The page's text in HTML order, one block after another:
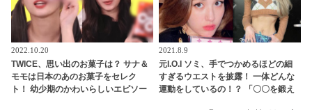
2022.10.20
TWICE、思い出のお菓子は？ サナ＆
モモは日本のあのお菓子をセレク
ト！ 幼少期のかわいらしいエピソー
2021.8.9
元I.O.I ソミ、手でつかめるほどの細
すぎるウエストを披露！ 一体どんな
運動をしているの！？ 「〇〇を鍛え